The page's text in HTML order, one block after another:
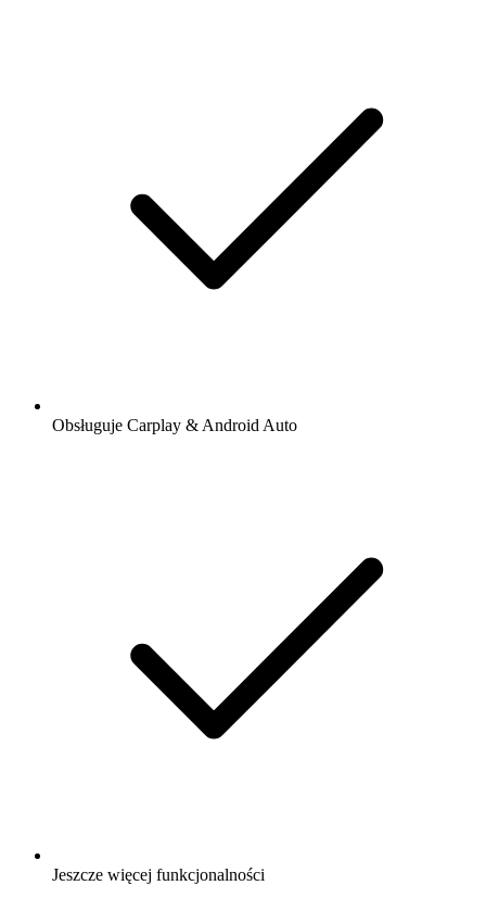
Obsługuje Carplay & Android Auto
Jeszcze więcej funkcjonalności